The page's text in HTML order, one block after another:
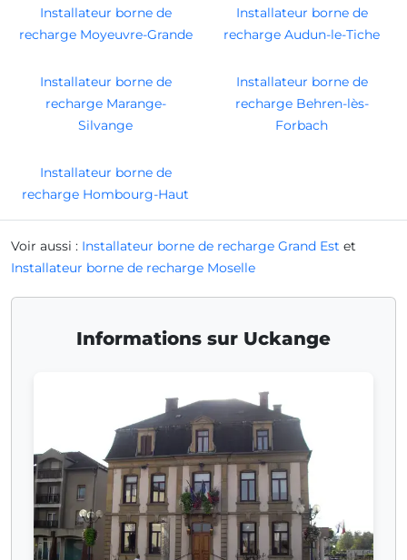
Installateur borne de
recharge Moyeuvre-Grande
Installateur borne de
recharge Audun-le-Tiche
Installateur borne de
recharge Marange-
Silvange
Installateur borne de
recharge Behren-lès-
Forbach
Installateur borne de
recharge Hombourg-Haut
Voir aussi : Installateur borne de recharge Grand Est et
Installateur borne de recharge Moselle
Informations sur Uckange